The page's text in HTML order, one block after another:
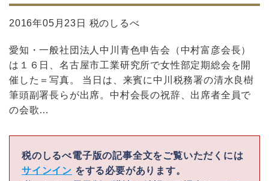
2016年05月23日 税のしるべ
愛知・一般社団法人中川青色申告会（中村富彦会長）
は１６日、名古屋市工業研究所で女性部定期総会を開
催した＝写真。 当日は、来賓に中川税務署の清水良樹
筆頭副署長らが出席。中村会長の祝辞、出席者全員で
の会歌…
税のしるべ電子版の記事全文をご覧いただくには
サインイン をする必要があります。